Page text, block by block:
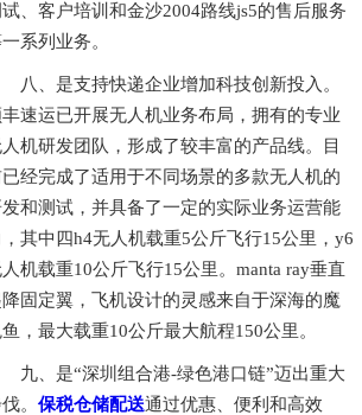
、客户培训和金沙2004路线js5的售后服务
系列业务。
八、是支持快递企业增加科技创新投入。
丰速运已开展无人机业务布局，拥有的专业
机研发团队，形成了较丰富的产品线。目
经完成了适用于不同场景的多款无人机的
和测试，并具备了一定的实际业务运营能
，其中四h4无人机载重5公斤飞行15公里，y6
机载重10公斤飞行15公里。manta ray垂直
降固定翼，飞机设计的灵感来自于深海的魔
鱼，最大载重10公斤最大航程150公里。
九、是“深圳组合港-绿色港口链”迈出重大
。 保税仓储配送通过优惠、便利和高效